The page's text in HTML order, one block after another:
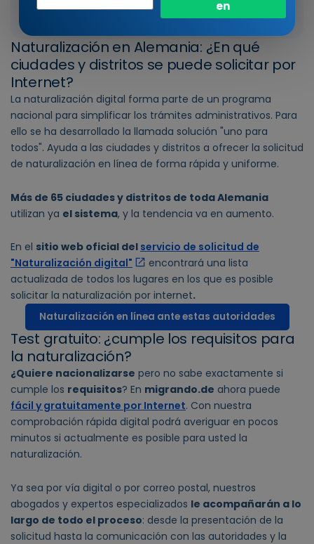
Al artículo
Naturalización en Alemania: ¿En qué
ciudades y distritos se puede solicitar por
Internet?
La naturalización digital forma parte de un programa
nacional para simplificar los trámites administrativos. Para
ello se ha desarrollado la llamada solución "uno para
todos". Ayuda a las ciudades y distritos a ofrecer la solicitud
de naturalización en línea de forma rápida y uniforme.
Más de 65 ciudades y distritos de toda Alemania
utilizan ya el sistema, y la tendencia va en aumento.
En el sitio web oficial del servicio de solicitud de
"Naturalización digital"
encontrará una lista
actualizada de todos los lugares en los que es posible
solicitar la naturalización por internet.
Naturalización en línea ante estas autoridades
Test gratuito: ¿cumple los requisitos para
la naturalización?
¿Quiere nacionalizarse pero no sabe exactamente si
cumple los requisitos? En migrando.de ahora puede
fácil y gratuitamente por Internet. Con nuestra
comprobación rápida digital podrá averiguar en pocos
minutos si actualmente es posible para usted la
naturalización.
Ya sea por vía digital o por correo postal, nuestros
abogados y expertos especializados le acompañarán a lo
largo de todo el proceso: desde la presentación de la
solicitud hasta la comunicación con las autoridades y la
entrada
en